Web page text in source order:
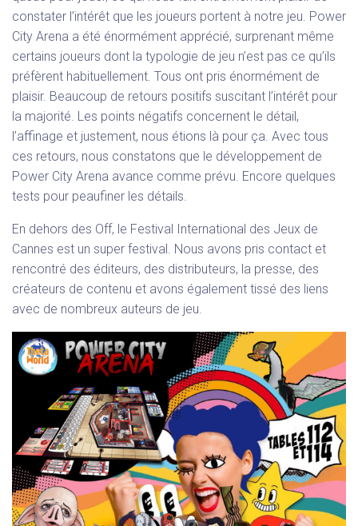
constater l’intérêt que les joueurs portent à notre jeu. Power
City Arena a été énormément apprécié, surprenant même
certains joueurs dont la typologie de jeu n’est pas ce qu’ils
préfèrent habituellement. Tous ont pris énormément de
plaisir. Beaucoup de retours positifs suscitant l’intérêt pour
la majorité. Les points négatifs concernent le détail,
l’affinage et justement, nous étions là pour ça. Avec tous
ces retours, nous constatons que le développement de
Power City Arena avance comme prévu. Encore quelques
tests pour peaufiner les détails.
En dehors des Off, le Festival International des Jeux de
Cannes est un super festival. Nous avons pris contact et
rencontré des éditeurs, des distributeurs, la presse, des
créateurs de contenu et avons également tissé des liens
avec de nombreux auteurs de jeu.